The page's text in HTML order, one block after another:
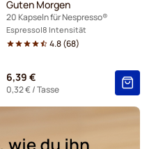
Für Nespresso®
Guten Morgen
20 Kapseln für Nespresso®
Espresso 8 Intensität
4.8(68)
6,39 €
0,32 €/ Tasse